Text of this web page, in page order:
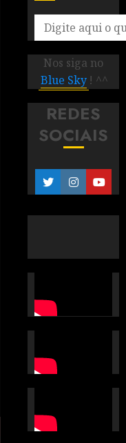
Nos siga no
Blue Sky ! ^^
REDES
SOCIAIS